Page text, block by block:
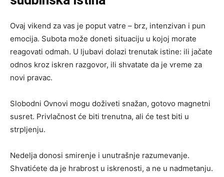
Ovaj vikend za vas je poput vatre – brz, intenzivan i pun
emocija. Subota može doneti situaciju u kojoj morate
reagovati odmah. U ljubavi dolazi trenutak istine: ili jačate
odnos kroz iskren razgovor, ili shvatate da je vreme za
novi pravac.
Slobodni Ovnovi mogu doživeti snažan, gotovo magnetni
susret. Privlačnost će biti trenutna, ali će test biti u
strpljenju.
Nedelja donosi smirenje i unutrašnje razumevanje.
Shvatićete da je hrabrost u iskrenosti, a ne u nadmetanju.